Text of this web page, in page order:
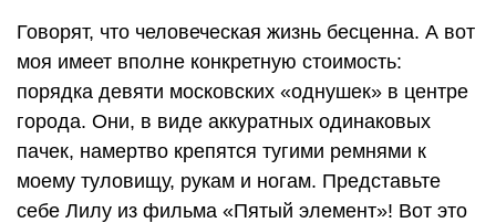
Говорят, что человеческая жизнь бесценна. А вот
моя имеет вполне конкретную стоимость:
порядка девяти московских «однушек» в центре
города. Они, в виде аккуратных одинаковых
пачек, намертво крепятся тугими ремнями к
моему туловищу, рукам и ногам. Представьте
себе Лилу из фильма «Пятый элемент»! Вот это